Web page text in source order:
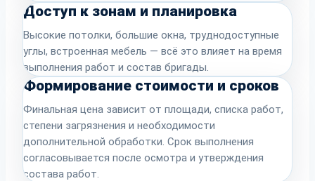
Доступ к зонам и планировка
Высокие потолки, большие окна, труднодоступные
углы, встроенная мебель — всё это влияет на время
выполнения работ и состав бригады.
Формирование стоимости и сроков
Финальная цена зависит от площади, списка работ,
степени загрязнения и необходимости
дополнительной обработки. Срок выполнения
согласовывается после осмотра и утверждения
состава работ.